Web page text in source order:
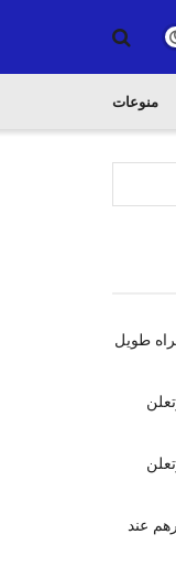
منوعات
طويل
إلى 498 مليار درهم عند